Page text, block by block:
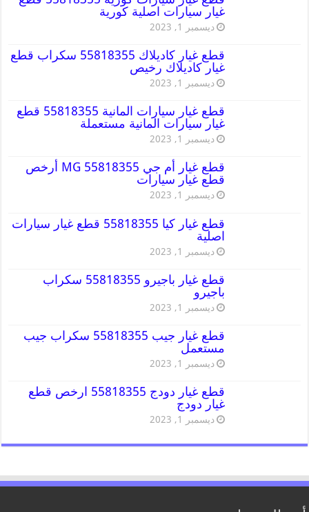
غيار سيارات اصلية كورية
ديسمبر 1, 2023
قطع غيار كاديلاك 55818355 سكراب قطع
غيار كاديلاك رخيص
ديسمبر 1, 2023
قطع غيار سيارات المانية 55818355 قطع
غيار سيارات المانية مستعملة
ديسمبر 1, 2023
قطع غيار أم جي MG 55818355 أرخص
قطع غيار سيارات
ديسمبر 1, 2023
قطع غيار كيا 55818355 قطع غيار سيارات
اصلية
ديسمبر 1, 2023
قطع غيار باجيرو 55818355 سكراب
باجيرو
ديسمبر 1, 2023
قطع غيار جيب 55818355 سكراب جيب
مستعمل
ديسمبر 1, 2023
قطع غيار دودج 55818355 ارخص قطع
غيار دودج
ديسمبر 1, 2023